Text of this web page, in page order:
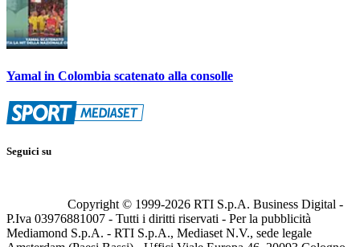
Yamal in Colombia scatenato alla consolle
Seguici su
Copyright © 1999-2026 RTI S.p.A. Business Digital -
P.Iva 03976881007 - Tutti i diritti riservati - Per la pubblicità
Mediamond S.p.A. - RTI S.p.A., Mediaset N.V., sede legale